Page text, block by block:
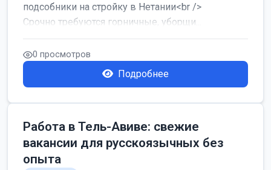
подсобники на стройку в Нетании<br />
Срочно требуются горничные, уборщи...
0 просмотров
Подробнее
Работа в Тель-Авиве: свежие
вакансии для русскоязычных без
опыта